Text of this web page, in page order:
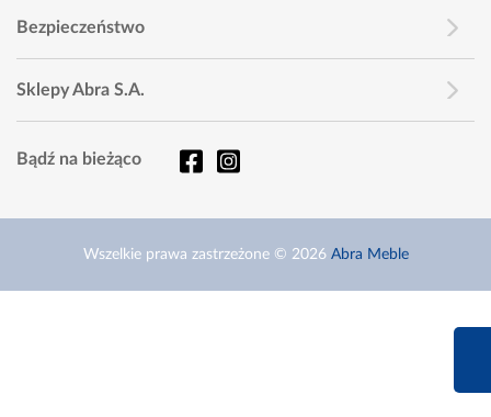
Bezpieczeństwo
Sklepy Abra S.A.
Bądź na bieżąco
Wszelkie prawa zastrzeżone © 2026 Abra Meble